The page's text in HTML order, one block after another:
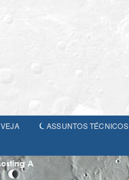
VEJA ASSUNTOS TÉCNICOS